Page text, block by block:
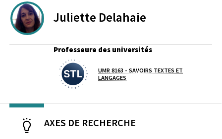
Juliette Delahaie
Professeure des universités
Laboratoire / équipe
UMR 8163 - SAVOIRS TEXTES ET
LANGAGES
AXES DE RECHERCHE